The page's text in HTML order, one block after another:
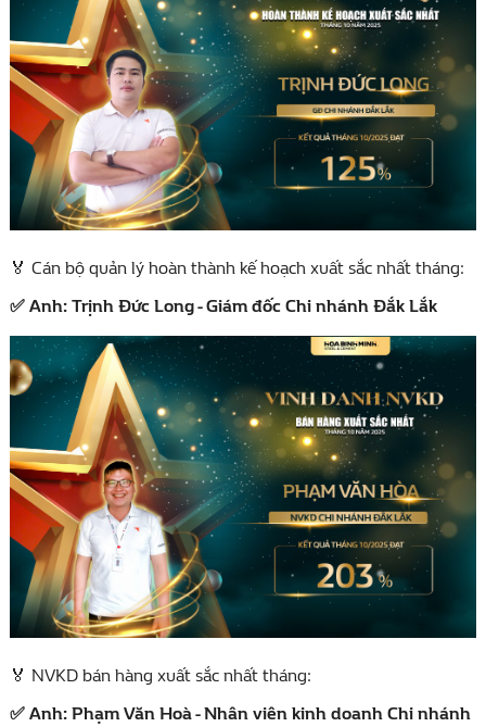
🏅 Cán bộ quản lý hoàn thành kế hoạch xuất sắc nhất tháng:
✅Anh: Trịnh Đức Long - Giám đốc Chi nhánh Đắk Lắk
🏅 NVKD bán hàng xuất sắc nhất tháng:
✅Anh: Phạm Văn Hoà - Nhân viên kinh doanh Chi nhánh